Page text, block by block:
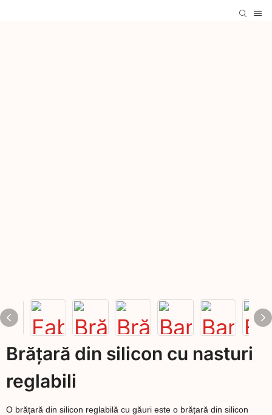
Brățară din silicon cu nasturi
reglabili
O brățară din silicon reglabilă cu găuri este o brățară din silicon